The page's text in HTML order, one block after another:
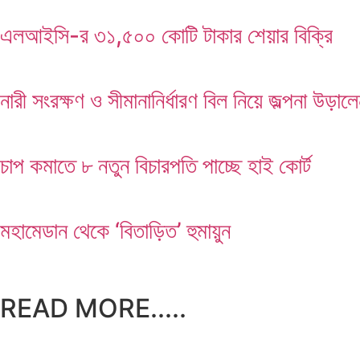
এলআইসি-র ৩১,৫০০ কোটি টাকার শেয়ার বিক্রি
নারী সংরক্ষণ ও সীমানানির্ধারণ বিল নিয়ে জল্পনা
চাপ কমাতে ৮ নতুন বিচারপতি পাচ্ছে হাই কোর্ট
মহামেডান থেকে ‘বিতাড়িত’ হুমায়ুন
READ MORE.....